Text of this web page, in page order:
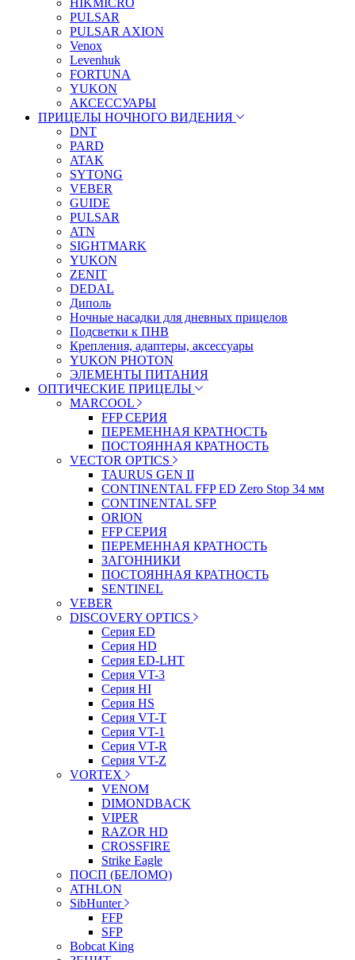
HIKMICRO
PULSAR
PULSAR AXION
Venox
Levenhuk
FORTUNA
YUKON
АКСЕССУАРЫ
ПРИЦЕЛЫ НОЧНОГО ВИДЕНИЯ
DNT
PARD
ATAK
SYTONG
VEBER
GUIDE
PULSAR
ATN
SIGHTMARK
YUKON
ZENIT
DEDAL
Диполь
Ночные насадки для дневных прицелов
Подсветки к ПНВ
Крепления, адаптеры, аксессуары
YUKON PHOTON
ЭЛЕМЕНТЫ ПИТАНИЯ
ОПТИЧЕСКИЕ ПРИЦЕЛЫ
MARCOOL
FFP СЕРИЯ
ПЕРЕМЕННАЯ КРАТНОСТЬ
ПОСТОЯННАЯ КРАТНОСТЬ
VECTOR OPTICS
TAURUS GEN II
CONTINENTAL FFP ED Zero Stop 34 мм
CONTINENTAL SFP
ORION
FFP СЕРИЯ
ПЕРЕМЕННАЯ КРАТНОСТЬ
ЗАГОННИКИ
ПОСТОЯННАЯ КРАТНОСТЬ
SENTINEL
VEBER
DISCOVERY OPTICS
Серия ED
Серия HD
Серия ED-LHT
Серия VT-3
Серия HI
Серия HS
Серия VT-T
Серия VT-1
Серия VT-R
Серия VT-Z
VORTEX
VENOM
DIMONDBACK
VIPER
RAZOR HD
CROSSFIRE
Strike Eagle
ПОСП (БЕЛОМО)
ATHLON
SibHunter
FFP
SFP
Bobcat King